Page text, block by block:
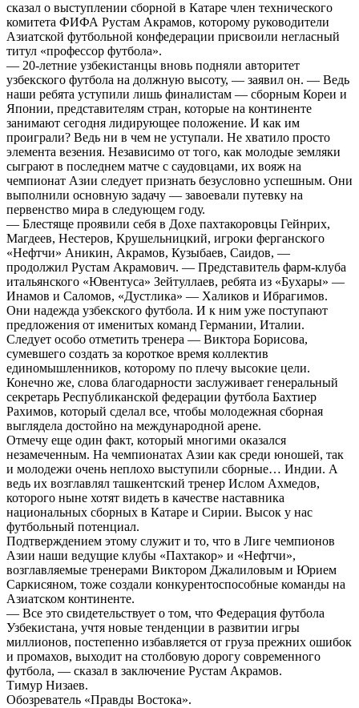
сказал о выступлении сборной в Катаре член технического
комитета ФИФА Рустам Акрамов, которому руководители
Азиатской футбольной конфедерации присвоили негласный
титул «профессор футбола».
— 20-летние узбекистанцы вновь подняли авторитет
узбекского футбола на должную высоту, — заявил он. — Ведь
наши ребята уступили лишь финалистам — сборным Кореи и
Японии, представителям стран, которые на континенте
занимают сегодня лидирующее положение. И как им
проиграли? Ведь ни в чем не уступали. Не хватило просто
элемента везения. Независимо от того, как молодые земляки
сыграют в последнем матче с саудовцами, их вояж на
чемпионат Азии следует признать безусловно успешным. Они
выполнили основную задачу — завоевали путевку на
первенство мира в следующем году.
— Блестяще проявили себя в Дохе пахтакоровцы Гейнрих,
Магдеев, Нестеров, Крушельницкий, игроки ферганского
«Нефтчи» Аникин, Акрамов, Кузыбаев, Саидов, —
продолжил Рустам Акрамович. — Представитель фарм-клуба
итальянского «Ювентуса» Зейтуллаев, ребята из «Бухары» —
Инамов и Саломов, «Дустлика» — Халиков и Ибрагимов.
Они надежда узбекского футбола. И к ним уже поступают
предложения от именитых команд Германии, Италии.
Следует особо отметить тренера — Виктора Борисова,
сумевшего создать за короткое время коллектив
единомышленников, которому по плечу высокие цели.
Конечно же, слова благодарности заслуживает генеральный
секретарь Республиканской федерации футбола Бахтиер
Рахимов, который сделал все, чтобы молодежная сборная
выглядела достойно на международной арене.
Отмечу еще один факт, который многими оказался
незамеченным. На чемпионатах Азии как среди юношей, так
и молодежи очень неплохо выступили сборные… Индии. А
ведь их возглавлял ташкентский тренер Ислом Ахмедов,
которого ныне хотят видеть в качестве наставника
национальных сборных в Катаре и Сирии. Высок у нас
футбольный потенциал.
Подтверждением этому служит и то, что в Лиге чемпионов
Азии наши ведущие клубы «Пахтакор» и «Нефтчи»,
возглавляемые тренерами Виктором Джалиловым и Юрием
Саркисяном, тоже создали конкурентоспособные команды на
Азиатском континенте.
— Все это свидетельствует о том, что Федерация футбола
Узбекистана, учтя новые тенденции в развитии игры
миллионов, постепенно избавляется от груза прежних ошибок
и промахов, выходит на столбовую дорогу современного
футбола, — сказал в заключение Рустам Акрамов.
Тимур Низаев.
Обозреватель «Правды Востока».